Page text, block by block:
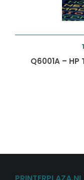
Q6001A –